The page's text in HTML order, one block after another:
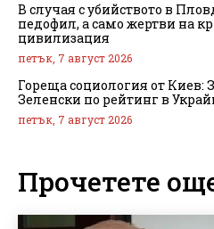
В случая с убийството в
педофил, а само жертви на
цивилизация
петък, 7 август 2026
Гореща социология от
Зеленски по рейтинг в
петък, 7 август 2026
Прочетете